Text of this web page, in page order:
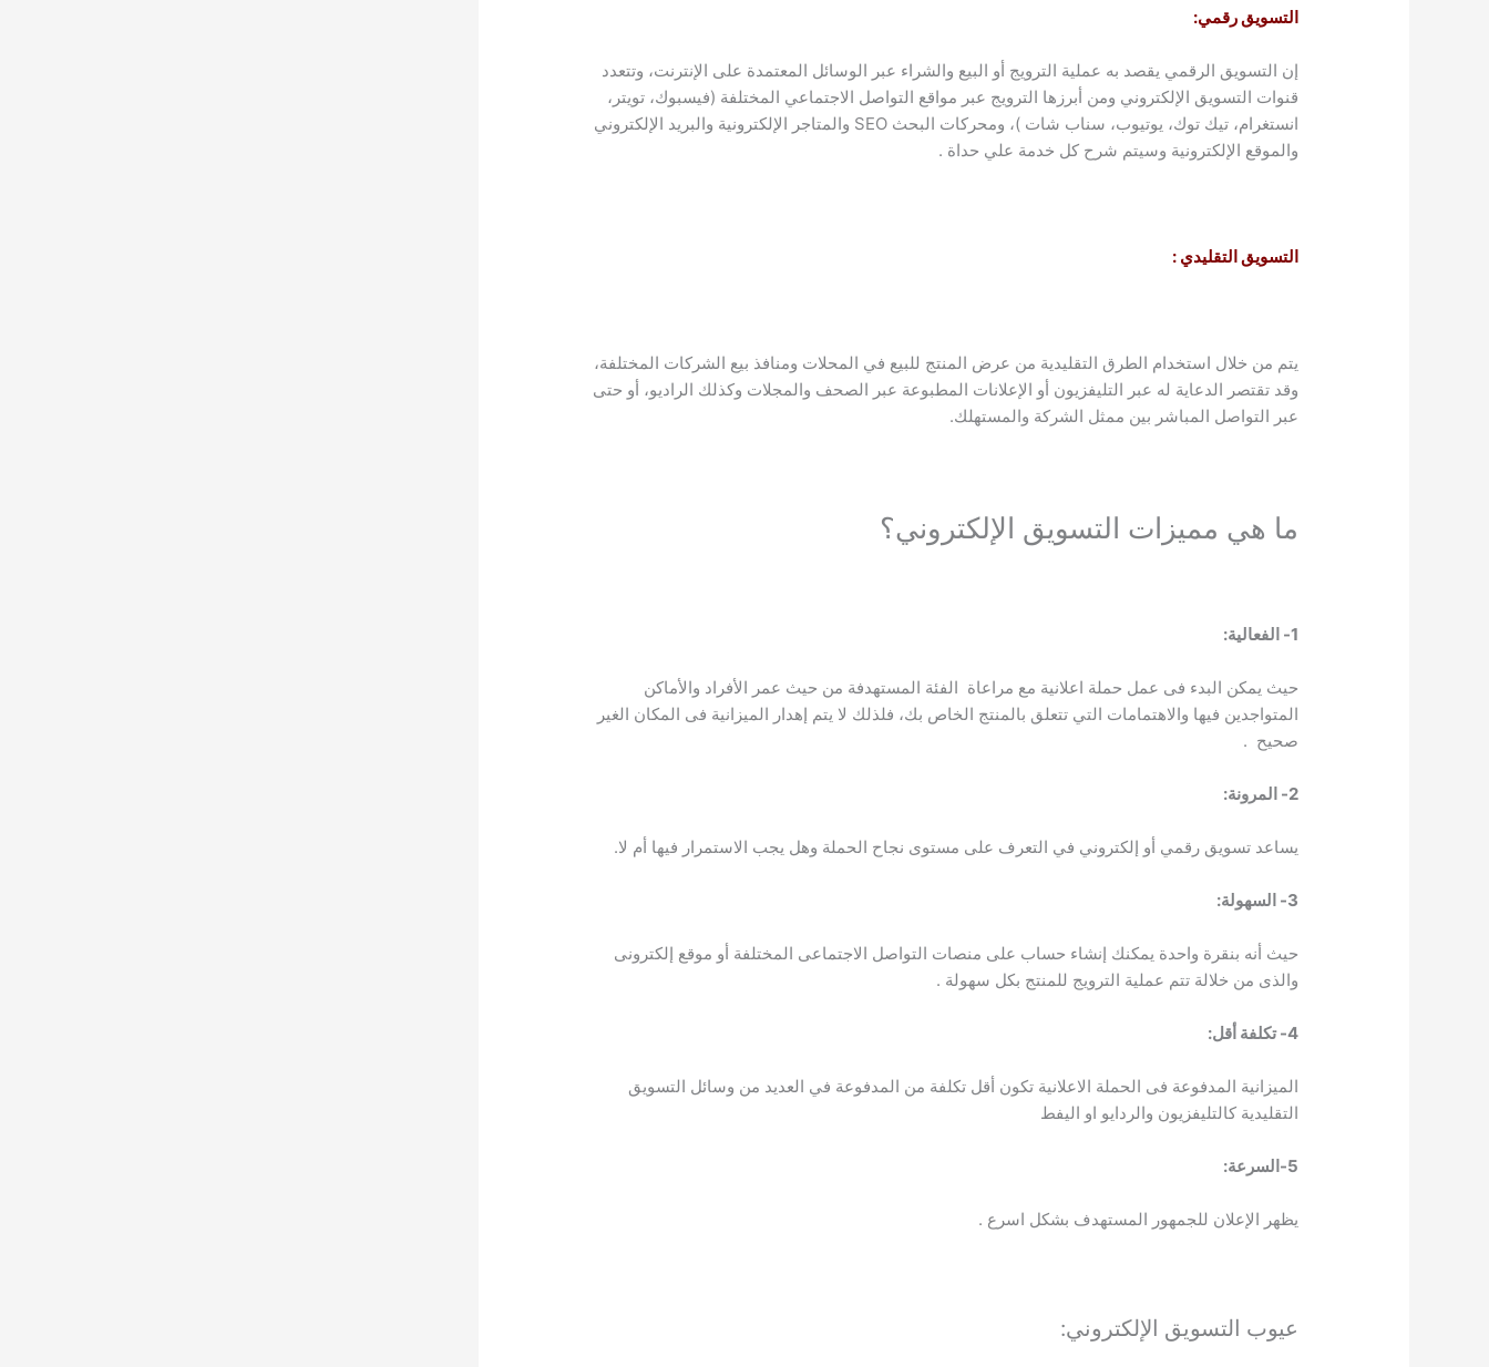
التسويق رقمي:
إن التسويق الرقمي يقصد به عملية الترويج أو البيع والشراء عبر الوسائل المعتمدة على الإنترنت، وتتعدد
قنوات التسويق الإلكتروني ومن أبرزها الترويج عبر مواقع التواصل الاجتماعي المختلفة (فيسبوك، تويتر،
انستغرام، تيك توك، يوتيوب، سناب شات )، ومحركات البحث SEO والمتاجر الإلكترونية والبريد الإلكتروني
والموقع الإلكترونية وسيتم شرح كل خدمة علي حداة .
التسويق التقليدي :
يتم من خلال استخدام الطرق التقليدية من عرض المنتج للبيع في المحلات ومنافذ بيع الشركات المختلفة،
وقد تقتصر الدعاية له عبر التليفزيون أو الإعلانات المطبوعة عبر الصحف والمجلات وكذلك الراديو، أو حتى
عبر التواصل المباشر بين ممثل الشركة والمستهلك.
ما هي مميزات التسويق الإلكتروني؟
1- الفعالية:
حيث يمكن البدء فى عمل حملة اعلانية مع مراعاة الفئة المستهدفة من حيث عمر الأفراد والأماكن
المتواجدين فيها والاهتمامات التي تتعلق بالمنتج الخاص بك، فلذلك لا يتم إهدار الميزانية فى المكان الغير
صحيح .
2- المرونة:
يساعد تسويق رقمي أو إلكتروني في التعرف على مستوى نجاح الحملة وهل يجب الاستمرار فيها أم لا.
3- السهولة:
حيث أنه بنقرة واحدة يمكنك إنشاء حساب على منصات التواصل الاجتماعى المختلفة أو موقع إلكترونى
والذى من خلالة تتم عملية الترويج للمنتج بكل سهولة .
4- تكلفة أقل:
الميزانية المدفوعة فى الحملة الاعلانية تكون أقل تكلفة من المدفوعة في العديد من وسائل التسويق
التقليدية كالتليفزيون والردايو او اليفط
5-السرعة:
يظهر الإعلان للجمهور المستهدف بشكل اسرع .
عيوب التسويق الإلكتروني: